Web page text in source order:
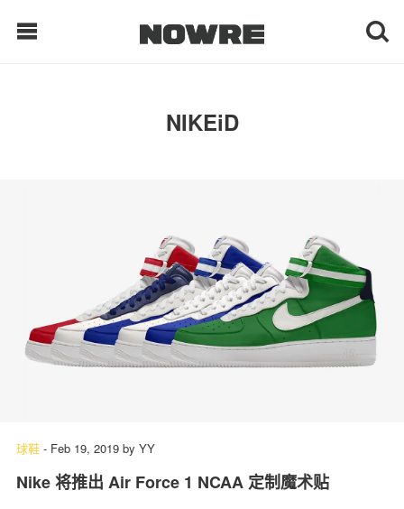
每日鲜榨
时 尚
球 鞋
生 活
NIKEiD
球鞋 - Feb 19, 2019 by YY
Nike 将推出 Air Force 1 NCAA 定制魔术贴